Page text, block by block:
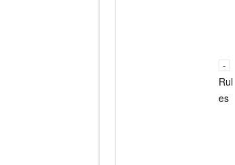
Rul
es